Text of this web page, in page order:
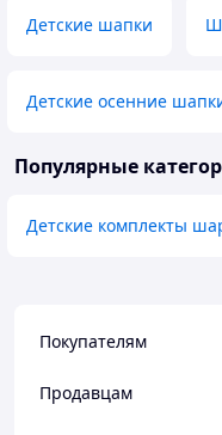
Детские шапки
Детские осенние
Популярные
Детские комплекты
Покупателям
Продавцам